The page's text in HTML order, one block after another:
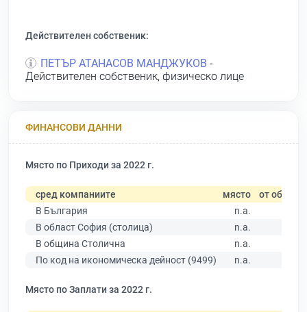
Действителен собственик:
ПЕТЪР АТАНАСОВ МАНДЖУКОВ -
Действителен собственик, физическо лице
ФИНАНСОВИ ДАННИ
Място по Приходи за 2022 г.
сред компаниите място от общо
В България
n.a.
В област София (столица)
n.a.
В община Столична
n.a.
По код на икономическа дейност (9499)
n.a.
Място по Заплати за 2022 г.